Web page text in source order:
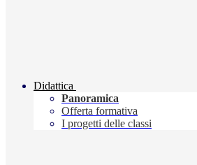
Didattica
Panoramica
Offerta formativa
I progetti delle classi